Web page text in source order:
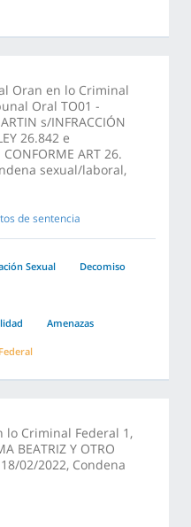
Oran en lo Criminal
Oral TO01 -
s/INFRACCIÓN
26.842 e
ART 26.
sexual/laboral,
de sentencia
Sexual Decomiso
Amenazas
lo Criminal Federal 1,
BEATRIZ Y OTRO
18/02/2022, Condena